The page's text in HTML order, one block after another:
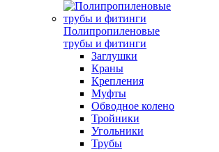
Полипропиленовые
трубы и фитинги
Заглушки
Краны
Крепления
Муфты
Обводное колено
Тройники
Угольники
Трубы